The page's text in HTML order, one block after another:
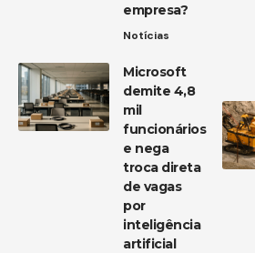
empresa?
Notícias
Microsoft
demite 4,8
mil
funcionários
e nega
troca direta
de vagas
por
inteligência
artificial